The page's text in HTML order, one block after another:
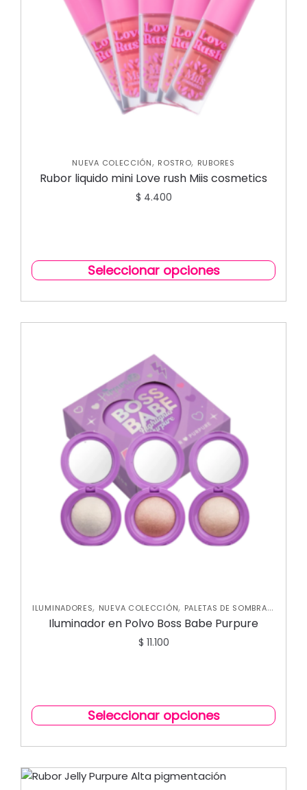
NUEVA COLECCIÓN, ROSTRO, RUBORES
Rubor liquido mini Love rush Miis cosmetics
$ 4.400
Seleccionar opciones
ILUMINADORES, NUEVA COLECCIÓN, PALETAS DE SOMBRAS,
PERFILADORES, ROSTRO
Iluminador en Polvo Boss Babe Purpure
$ 11.100
Seleccionar opciones